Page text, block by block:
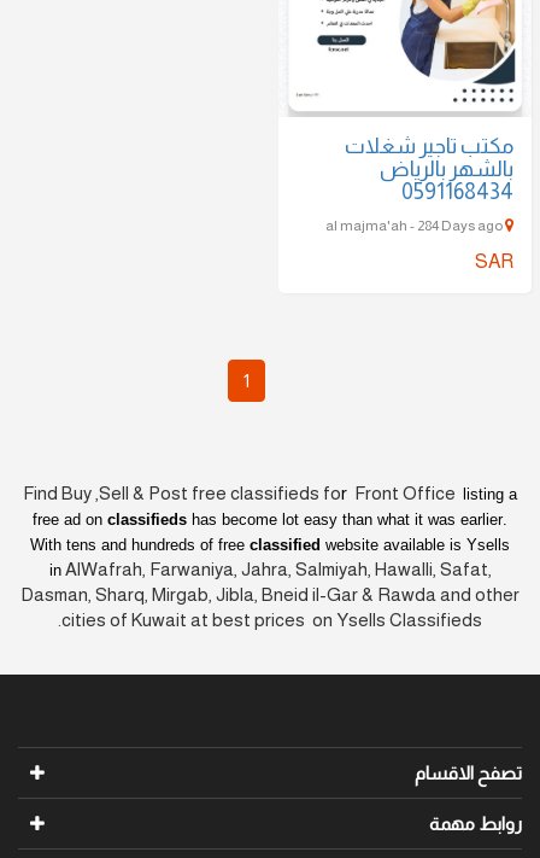
مكتب تاجير شغلات
بالشهر بالرياض
0591168434
SAR
1
Find Buy ,Sell & Post free classifieds for Front Office listing a
free ad on classifieds has become lot easy than what it was earlier.
With tens and hundreds of free classified website available is Ysells
in AlWafrah, Farwaniya, Jahra, Salmiyah, Hawalli, Safat,
Dasman, Sharq, Mirgab, Jibla, Bneid il-Gar & Rawda and other
cities of Kuwait at best prices on Ysells Classifieds.
تصفح الاقسام
روابط مهمة